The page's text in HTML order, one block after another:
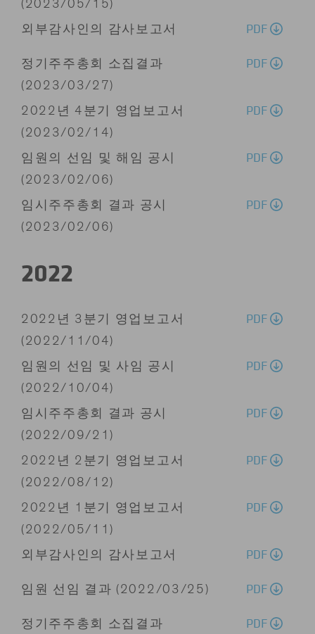
(2023/05/15)
외부감사인의 감사보고서
PDF
정기주주총회 소집결과
(2023/03/27)
PDF
2022년 4분기 영업보고서
(2023/02/14)
PDF
임원의 선임 및 해임 공시
(2023/02/06)
PDF
임시주주총회 결과 공시
(2023/02/06)
PDF
2022
2022년 3분기 영업보고서
(2022/11/04)
PDF
임원의 선임 및 사임 공시
(2022/10/04)
PDF
임시주주총회 결과 공시
(2022/09/21)
PDF
2022년 2분기 영업보고서
(2022/08/12)
PDF
2022년 1분기 영업보고서
(2022/05/11)
PDF
외부감사인의 감사보고서 PDF
임원 선임 결과 (2022/03/25) PDF
정기주주총회 소집결과
PDF